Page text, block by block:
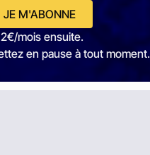
JE M'ABONNE
mois ensuite.
en pause à tout moment.